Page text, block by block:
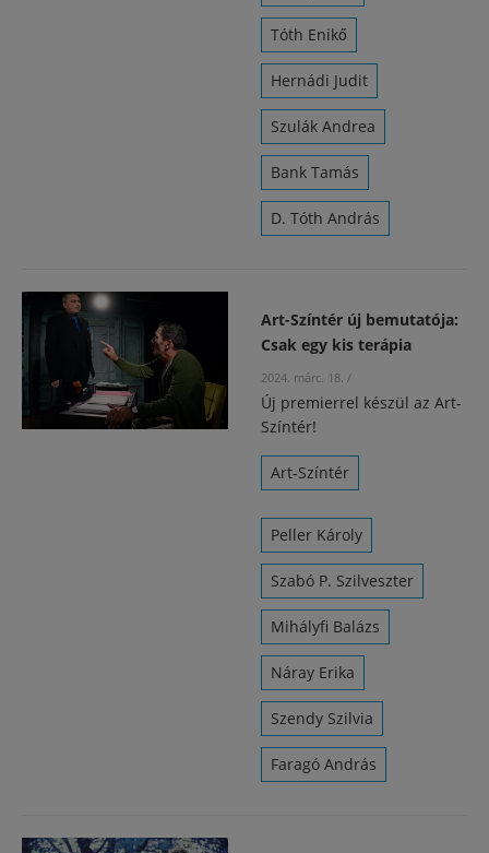
Tóth Enikő
Hernádi Judit
Szulák Andrea
Bank Tamás
D. Tóth András
Art-Színtér új bemutatója:
Csak egy kis terápia
2024. márc. 18. /
Új premierrel készül az Art-
Színtér!
Art-Színtér
Peller Károly
Szabó P. Szilveszter
Mihályfi Balázs
Náray Erika
Szendy Szilvia
Faragó András